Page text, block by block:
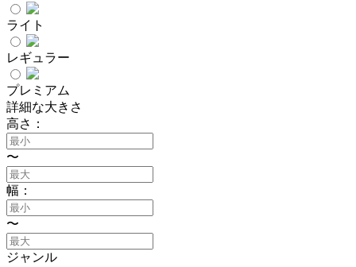
ライト
レギュラー
プレミアム
詳細な大きさ
高さ：
〜
幅：
〜
ジャンル